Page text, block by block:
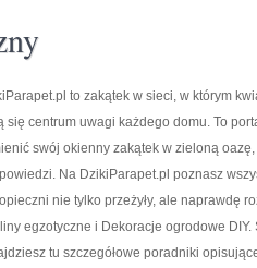
to zakątek w sieci, w którym
się centrum uwagi każdego domu. To
swój okienny zakątek w zieloną
Na DzikiParapet.pl poznasz
nie tylko przeżyły, ale naprawdę
egzotyczne i Dekoracje ogrodowe
tu szczegółowe poradniki